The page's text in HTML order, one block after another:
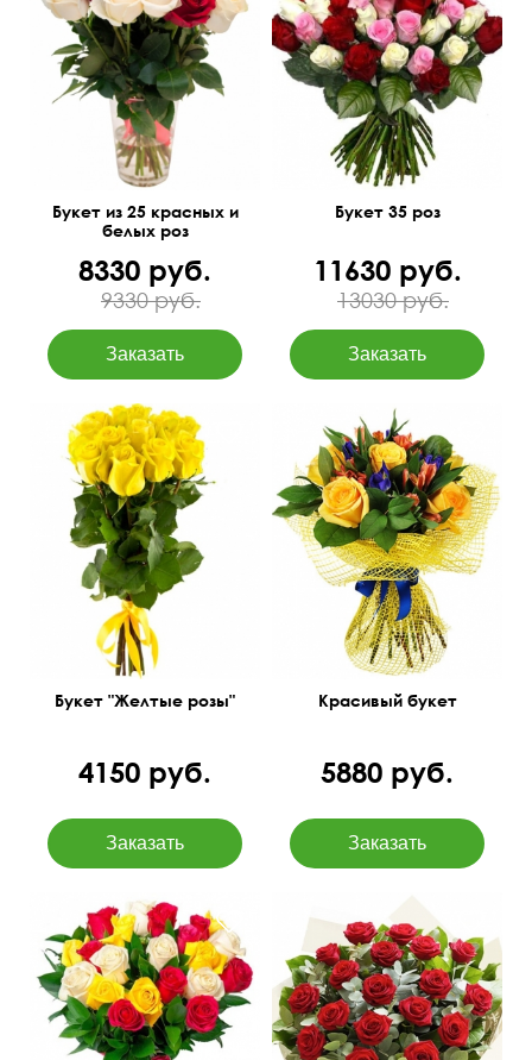
50 см 35 см
Букет из 25 красных и
белых роз
8330 руб.
9330 руб.
50 см 40 см
Букет 35 роз
11630 руб.
13030 руб.
50 см 30 см
Букет "Желтые розы"
4150 руб.
Красивый букет
5880 руб.
Разноцветные бутоны
50 см
35 см
Упаковка фетр
50 см
50 см